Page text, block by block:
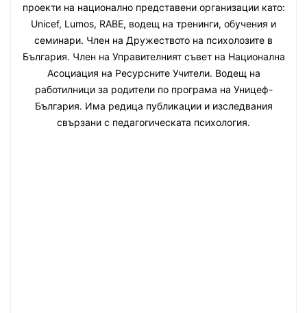
проекти на национално представени организации като:
Unicef, Lumos, RABE, водещ на тренинги, обучения и
семинари. Член на Дружеството на психолозите в
България. Член на Управителният съвет на Национална
Асоциация на Ресурсните Учители. Водещ на
работилници за родители по програма на Уницеф-
България. Има редица публикации и изследвания
свързани с педагогическата психология.